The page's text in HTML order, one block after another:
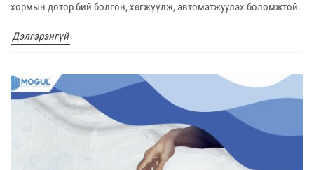
хормын дотор бий болгон, хөгжүүлж, автоматжуулах боломжтой.
Дэлгэрэнгүй